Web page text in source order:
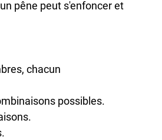
pêne peut s'enfoncer et
chacun
possibles.